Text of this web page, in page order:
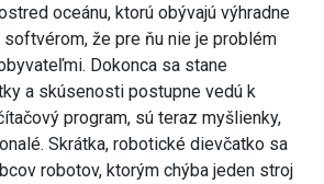
oceánu, ktorú obývajú výhradne
že pre ňu nie je problém
Dokonca sa stane
a skúsenosti postupne vedú k
program, sú teraz myšlienky,
Skrátka, robotické dievčatko sa
robotov, ktorým chýba jeden stroj